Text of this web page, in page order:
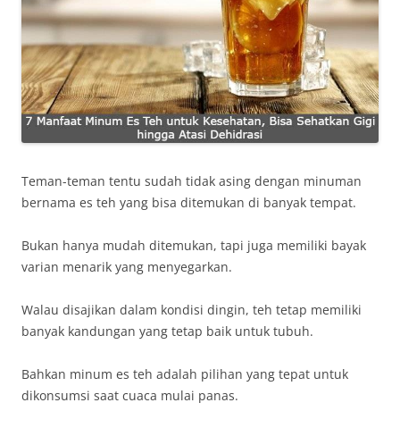
Teman-teman tentu sudah tidak asing dengan minuman
bernama es teh yang bisa ditemukan di banyak tempat.
Bukan hanya mudah ditemukan, tapi juga memiliki bayak
varian menarik yang menyegarkan.
Walau disajikan dalam kondisi dingin, teh tetap memiliki
banyak kandungan yang tetap baik untuk tubuh.
Bahkan minum es teh adalah pilihan yang tepat untuk
dikonsumsi saat cuaca mulai panas.